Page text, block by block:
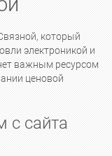
который
электроникой и
важным ресурсом
ценовой
с сайта